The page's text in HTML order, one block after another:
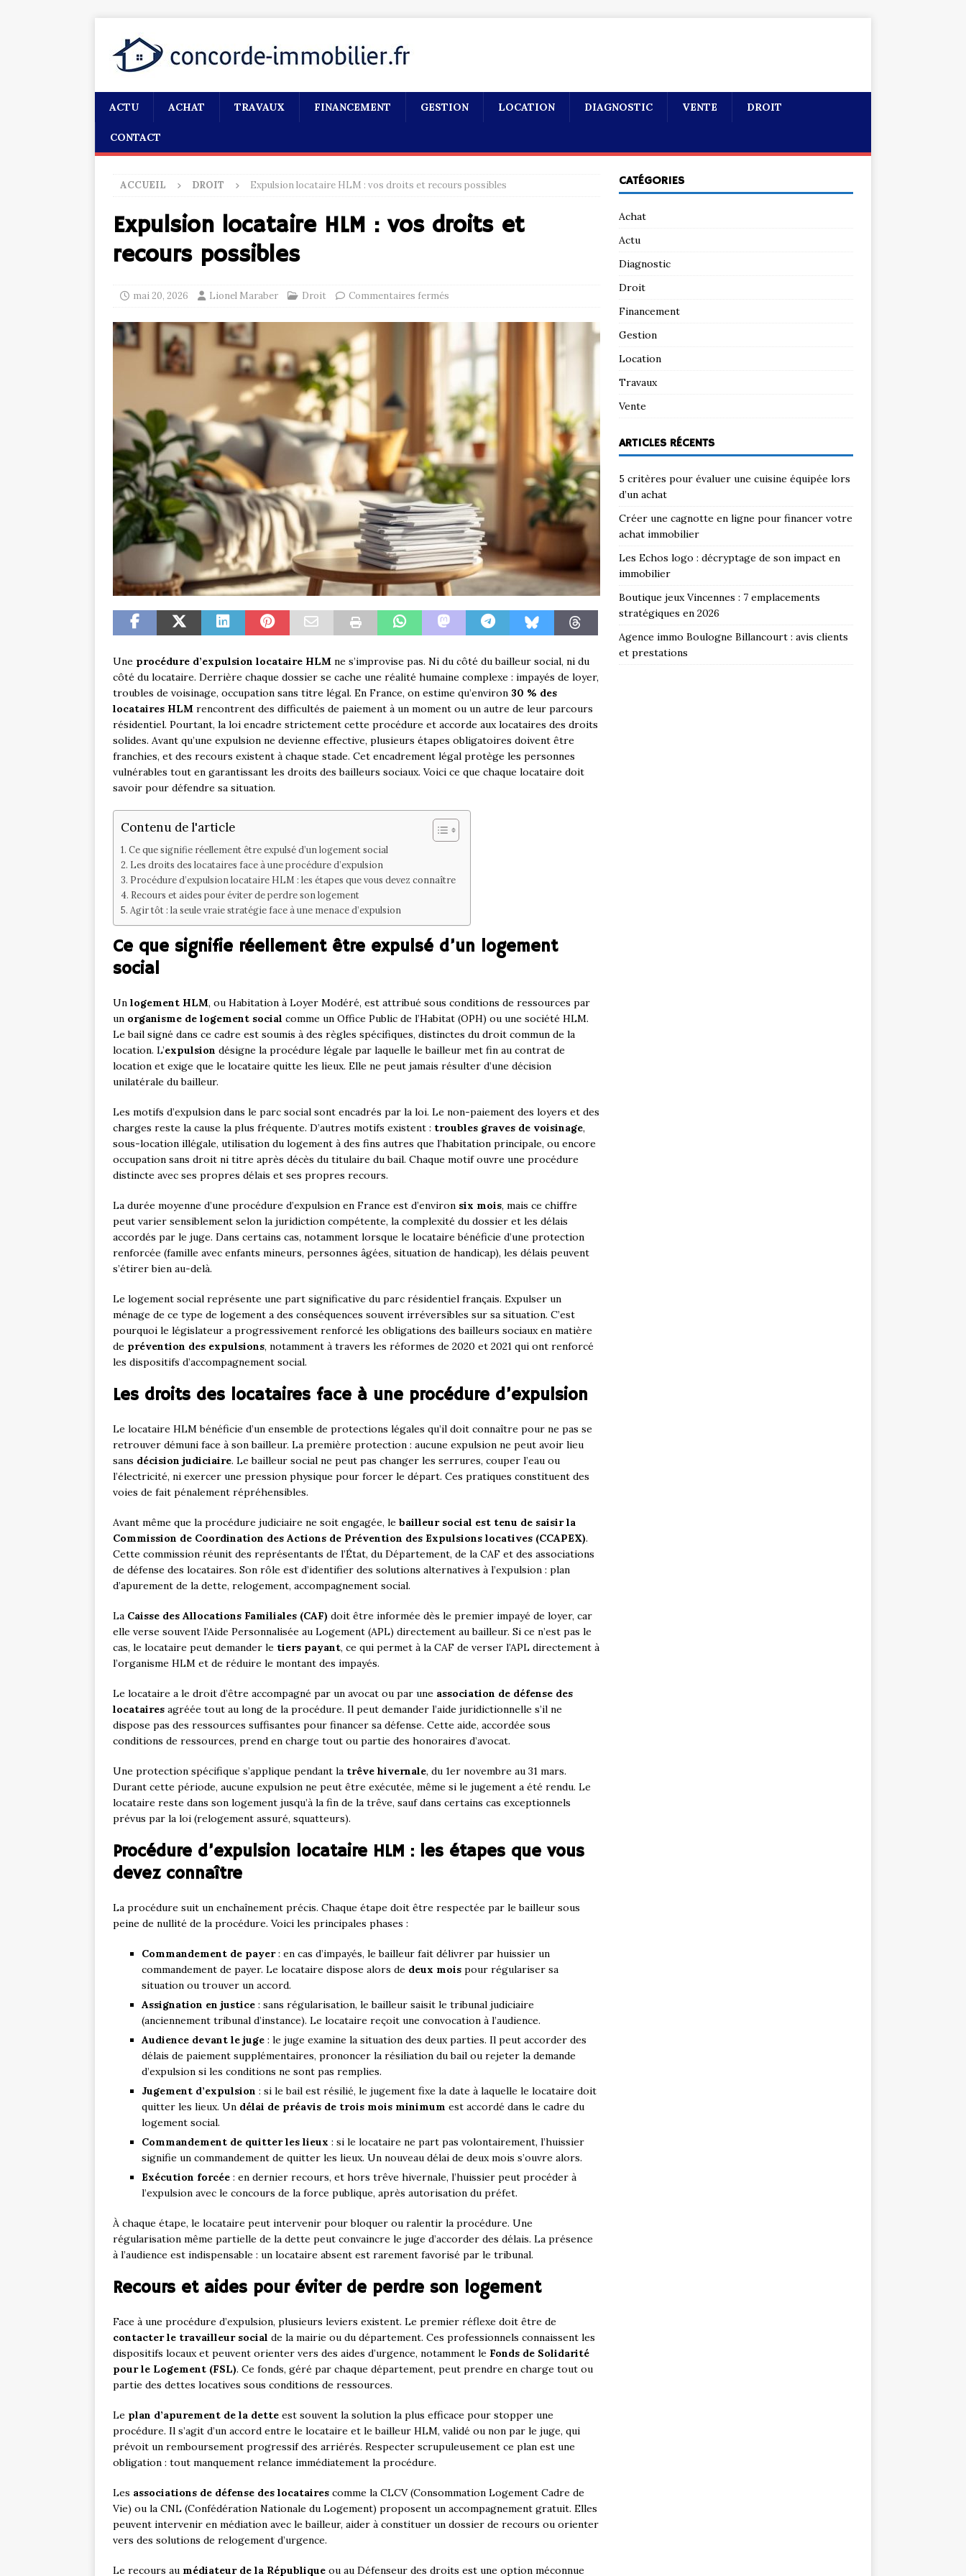
ACTU ACHAT TRAVAUX FINANCEMENT GESTION LOCATION DIAGNOSTIC VENTE DROIT
CONTACT
ACCUEIL DROIT Expulsion locataire HLM : vos droits et recours possibles
Expulsion locataire HLM : vos droits et
recours possibles
mai 20, 2026 Lionel Maraber Droit Commentaires fermés
Une procédure d’expulsion locataire HLM ne s’improvise pas. Ni du côté du bailleur social, ni du
côté du locataire. Derrière chaque dossier se cache une réalité humaine complexe : impayés de loyer,
troubles de voisinage, occupation sans titre légal. En France, on estime qu’environ 30 % des
locataires HLM rencontrent des difficultés de paiement à un moment ou un autre de leur parcours
résidentiel. Pourtant, la loi encadre strictement cette procédure et accorde aux locataires des droits
solides. Avant qu’une expulsion ne devienne effective, plusieurs étapes obligatoires doivent être
franchies, et des recours existent à chaque stade. Cet encadrement légal protège les personnes
vulnérables tout en garantissant les droits des bailleurs sociaux. Voici ce que chaque locataire doit
savoir pour défendre sa situation.
Contenu de l'article
Ce que signifie réellement être expulsé d’un logement social
Les droits des locataires face à une procédure d’expulsion
Procédure d’expulsion locataire HLM : les étapes que vous devez connaître
Recours et aides pour éviter de perdre son logement
Agir tôt : la seule vraie stratégie face à une menace d’expulsion
Ce que signifie réellement être expulsé d’un logement
social
Un logement HLM, ou Habitation à Loyer Modéré, est attribué sous conditions de ressources par
un organisme de logement social comme un Office Public de l’Habitat (OPH) ou une société HLM.
Le bail signé dans ce cadre est soumis à des règles spécifiques, distinctes du droit commun de la
location. L’expulsion désigne la procédure légale par laquelle le bailleur met fin au contrat de
location et exige que le locataire quitte les lieux. Elle ne peut jamais résulter d’une décision
unilatérale du bailleur.
Les motifs d’expulsion dans le parc social sont encadrés par la loi. Le non-paiement des loyers et des
charges reste la cause la plus fréquente. D’autres motifs existent : troubles graves de voisinage,
sous-location illégale, utilisation du logement à des fins autres que l’habitation principale, ou encore
occupation sans droit ni titre après décès du titulaire du bail. Chaque motif ouvre une procédure
distincte avec ses propres délais et ses propres recours.
La durée moyenne d’une procédure d’expulsion en France est d’environ six mois, mais ce chiffre
peut varier sensiblement selon la juridiction compétente, la complexité du dossier et les délais
accordés par le juge. Dans certains cas, notamment lorsque le locataire bénéficie d’une protection
renforcée (famille avec enfants mineurs, personnes âgées, situation de handicap), les délais peuvent
s’étirer bien au-delà.
Le logement social représente une part significative du parc résidentiel français. Expulser un
ménage de ce type de logement a des conséquences souvent irréversibles sur sa situation. C’est
pourquoi le législateur a progressivement renforcé les obligations des bailleurs sociaux en matière
de prévention des expulsions, notamment à travers les réformes de 2020 et 2021 qui ont renforcé
les dispositifs d’accompagnement social.
Les droits des locataires face à une procédure d’expulsion
Le locataire HLM bénéficie d’un ensemble de protections légales qu’il doit connaître pour ne pas se
retrouver démuni face à son bailleur. La première protection : aucune expulsion ne peut avoir lieu
sans décision judiciaire. Le bailleur social ne peut pas changer les serrures, couper l’eau ou
l’électricité, ni exercer une pression physique pour forcer le départ. Ces pratiques constituent des
voies de fait pénalement répréhensibles.
Avant même que la procédure judiciaire ne soit engagée, le bailleur social est tenu de saisir la
Commission de Coordination des Actions de Prévention des Expulsions locatives (CCAPEX).
Cette commission réunit des représentants de l’État, du Département, de la CAF et des associations
de défense des locataires. Son rôle est d’identifier des solutions alternatives à l’expulsion : plan
d’apurement de la dette, relogement, accompagnement social.
La Caisse des Allocations Familiales (CAF) doit être informée dès le premier impayé de loyer, car
elle verse souvent l’Aide Personnalisée au Logement (APL) directement au bailleur. Si ce n’est pas le
cas, le locataire peut demander le tiers payant, ce qui permet à la CAF de verser l’APL directement à
l’organisme HLM et de réduire le montant des impayés.
Le locataire a le droit d’être accompagné par un avocat ou par une association de défense des
locataires agréée tout au long de la procédure. Il peut demander l’aide juridictionnelle s’il ne
dispose pas des ressources suffisantes pour financer sa défense. Cette aide, accordée sous
conditions de ressources, prend en charge tout ou partie des honoraires d’avocat.
Une protection spécifique s’applique pendant la trêve hivernale, du 1er novembre au 31 mars.
Durant cette période, aucune expulsion ne peut être exécutée, même si le jugement a été rendu. Le
locataire reste dans son logement jusqu’à la fin de la trêve, sauf dans certains cas exceptionnels
prévus par la loi (relogement assuré, squatteurs).
Procédure d’expulsion locataire HLM : les étapes que vous
devez connaître
La procédure suit un enchaînement précis. Chaque étape doit être respectée par le bailleur sous
peine de nullité de la procédure. Voici les principales phases :
Commandement de payer: en cas d’impayés, le bailleur fait délivrer par huissier un
commandement de payer. Le locataire dispose alors de deux mois pour régulariser sa
situation ou trouver un accord.
Assignation en justice : sans régularisation, le bailleur saisit le tribunal judiciaire
(anciennement tribunal d’instance). Le locataire reçoit une convocation à l’audience.
Audience devant le juge : le juge examine la situation des deux parties. Il peut accorder des
délais de paiement supplémentaires, prononcer la résiliation du bail ou rejeter la demande
d’expulsion si les conditions ne sont pas remplies.
Jugement d’expulsion : si le bail est résilié, le jugement fixe la date à laquelle le locataire doit
quitter les lieux. Un délai de préavis de trois mois minimum est accordé dans le cadre du
logement social.
Commandement de quitter les lieux : si le locataire ne part pas volontairement, l’huissier
signifie un commandement de quitter les lieux. Un nouveau délai de deux mois s’ouvre alors.
Exécution forcée : en dernier recours, et hors trêve hivernale, l’huissier peut procéder à
l’expulsion avec le concours de la force publique, après autorisation du préfet.
À chaque étape, le locataire peut intervenir pour bloquer ou ralentir la procédure. Une
régularisation même partielle de la dette peut convaincre le juge d’accorder des délais. La présence
à l’audience est indispensable : un locataire absent est rarement favorisé par le tribunal.
Recours et aides pour éviter de perdre son logement
Face à une procédure d’expulsion, plusieurs leviers existent. Le premier réflexe doit être de
contacter le travailleur social de la mairie ou du département. Ces professionnels connaissent les
dispositifs locaux et peuvent orienter vers des aides d’urgence, notamment le Fonds de Solidarité
pour le Logement (FSL). Ce fonds, géré par chaque département, peut prendre en charge tout ou
partie des dettes locatives sous conditions de ressources.
Le plan d’apurement de la dette est souvent la solution la plus efficace pour stopper une
procédure. Il s’agit d’un accord entre le locataire et le bailleur HLM, validé ou non par le juge, qui
prévoit un remboursement progressif des arriérés. Respecter scrupuleusement ce plan est une
obligation : tout manquement relance immédiatement la procédure.
Les associations de défense des locataires comme la CLCV (Consommation Logement Cadre de
Vie) ou la CNL (Confédération Nationale du Logement) proposent un accompagnement gratuit. Elles
peuvent intervenir en médiation avec le bailleur, aider à constituer un dossier de recours ou orienter
vers des solutions de relogement d’urgence.
Le recours au médiateur de la République ou au Défenseur des droits est une option méconnue
CATÉGORIES
Achat
Actu
Diagnostic
Droit
Financement
Gestion
Location
Travaux
Vente
ARTICLES RÉCENTS
5 critères pour évaluer une cuisine équipée lors
d’un achat
Créer une cagnotte en ligne pour financer votre
achat immobilier
Les Echos logo : décryptage de son impact en
immobilier
Boutique jeux Vincennes : 7 emplacements
stratégiques en 2026
Agence immo Boulogne Billancourt : avis clients
et prestations